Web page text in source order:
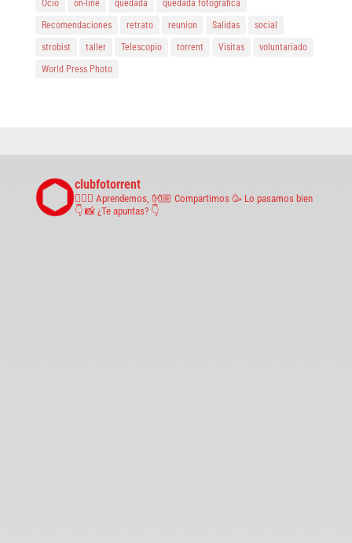
Ocio
on-line quedada
quedada fotográfica
Recomendaciones
retrato reunion Salidas
social
strobist
taller Telescopio torrent Visitas
voluntariado
World Press Photo
clubfotorrent
🤹🏼‍♀️ Aprendemos, 👐🏼 Compartimos🥳 Lo pasamos bien
👇 📸 ¿Te apuntas? 👇